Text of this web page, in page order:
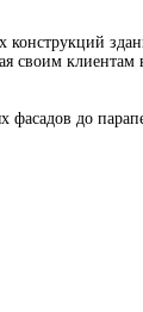
конструкций
своим
до